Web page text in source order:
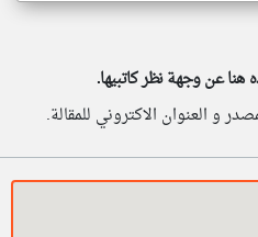
هنا عن وجهة نظر كاتبيها.
و العنوان الاكتروني للمقالة.